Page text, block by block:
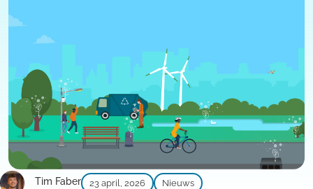
Tim Faber 23 april, 2026 Nieuws